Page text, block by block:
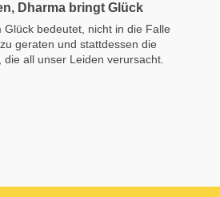
Dharma bringt Glück
bedeutet, nicht in die Falle
geraten und stattdessen die
all unser Leiden verursacht.